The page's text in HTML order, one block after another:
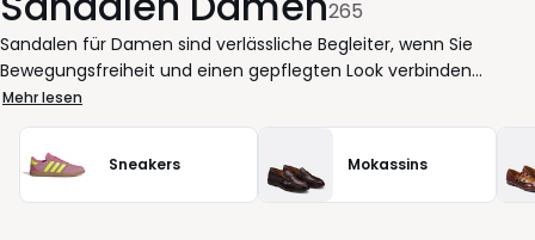
265
Sandalen für Damen sind verlässliche Begleiter, wenn Sie
Bewegungsfreiheit und einen gepflegten Look verbinden
möchten. Ob im Alltag, im Büro oder unterwegs in der Stadt: Die
richtigen Schuhe erleichtern jeden Schritt. Unsere Auswahl an
sandalen bietet klare Linien, durchdachte riemchen und
unterschiedliche Absatzhöhen, damit Sie genau das Modell
finden, das zu Ihrem Rhythmus passt. Sie bevorzugen eine
Mehr lesen
Sneakers Mokassins